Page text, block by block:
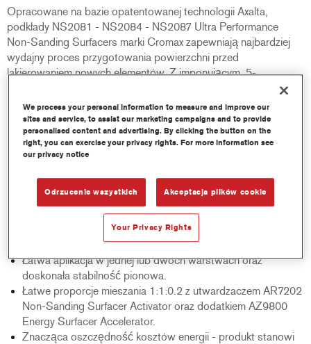
Opracowane na bazie opatentowanej technologii Axalta,
podkłady NS2081 - NS2084 - NS2087 Ultra Performance
Non-Sanding Surfacers marki Cromax zapewniają najbardziej
wydajny proces przygotowania powierzchni przed
lakierowaniem nowych elementów. Z imponującym, 5-
bazowego Cromax Pro lub Cromax Basecoat, jest idealnym
produktem dla warsztatów, które chcą poprawić wydajność
pracy.
Produkt gotowy do daleszej pracy po zaledwie 5 minutach
suszenia na powietrzu, w zależności od warunków
klimatycznych. Suszenie wymuszone nie jest konieczne.
Wysokiej jakości powłoka zapewnia doskonały połysku
warstwy nawierzchniowej.
Łatwa aplikacja w jednej lub dwóch warstwach oraz
doskonała stabilność pionowa.
Łatwe proporcje mieszania 1:1:0.2 z utwardzaczem AR7202
Non-Sanding Surfacer Activator oraz dodatkiem AZ9800
Energy Surfacer Accelerator.
Znacząca oszczędność kosztów energii - produkt stanowi
We process your personal information to measure and improve our
sites and service, to assist our marketing campaigns and to provide
personalised content and advertising. By clicking the button on the
right, you can exercise your privacy rights. For more information see
our privacy notice
Odrzucenie wszystkich Akceptacja plików cookie
Your Privacy Rights